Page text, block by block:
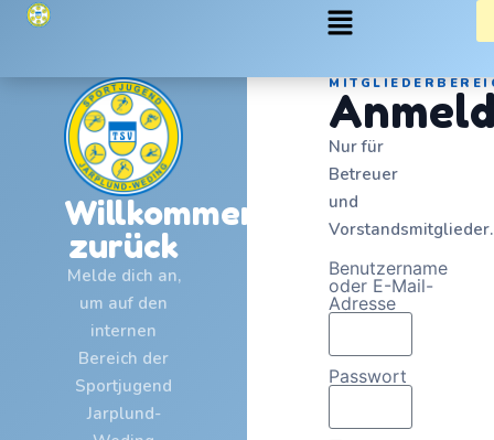
Willkommen
zurück
Melde dich an,
um auf den
internen
Bereich der
Sportjugend
Jarplund-
Nur für
Betreuer
und
Vorstandsmitglieder.
Benutzername
oder E-Mail-
Adresse
Passwort